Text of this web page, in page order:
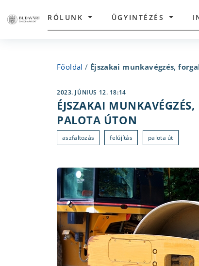
RÓLUNK ÜGYINTÉZÉS
Főoldal / Éjszakai munkavégzés,
2023. JÚNIUS 12. 18:14
ÉJSZAKAI
PALOTA ÚTON
aszfaltozás felújítás palota út